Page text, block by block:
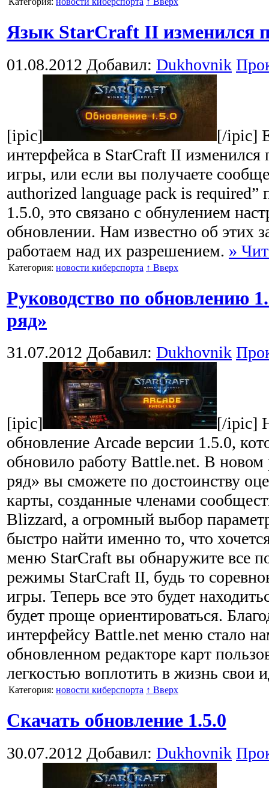
Язык StarCraft II изменился
01.08.2012 Добавил: Dukhovnik
[ipic]
[/ipic]
интерфейса в StarCraft II изменился
игры, или если вы получаете
authorized language pack is required”
1.5.0, это связано с обнулением
обновлении. Нам известно об этих
работаем над их разрешением. »
Категория: новости киберспорта ↑ Вверх
Руководство по обновлению
ряд»
31.07.2012 Добавил: Dukhovnik
[ipic]
[/ipic]
обновление Arcade версии 1.5.0,
обновило работу Battle.net. В
ряд» вы сможете по достоинству
карты, созданные членами
Blizzard, а огромный выбор
быстро найти именно то, что
меню StarCraft вы обнаружите все
режимы StarCraft II, будь то
игры. Теперь все это будет
будет проще ориентироваться.
интерфейсу Battle.net меню стало
обновленном редакторе карт
легкостью воплотить в жизнь свои
Категория: новости киберспорта ↑ Вверх
Скачать обновление 1.5.0
30.07.2012 Добавил: Dukhovnik